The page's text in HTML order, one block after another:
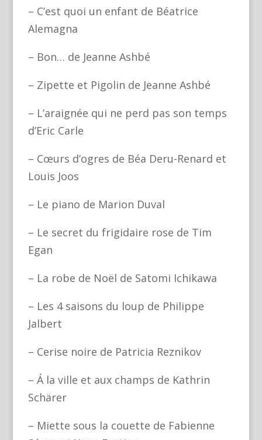
– C’est quoi un enfant de Béatrice
Alemagna
– Bon… de Jeanne Ashbé
– Zipette et Pigolin de Jeanne Ashbé
– L’araignée qui ne perd pas son temps
d’Eric Carle
– Cœurs d’ogres de Béa Deru-Renard et
Louis Joos
– Le piano de Marion Duval
– Le secret du frigidaire rose de Tim
Egan
– La robe de Noël de Satomi Ichikawa
– Les 4 saisons du loup de Philippe
Jalbert
– Cerise noire de Patricia Reznikov
– Á la ville et aux champs de Kathrin
Schärer
– Miette sous la couette de Fabienne